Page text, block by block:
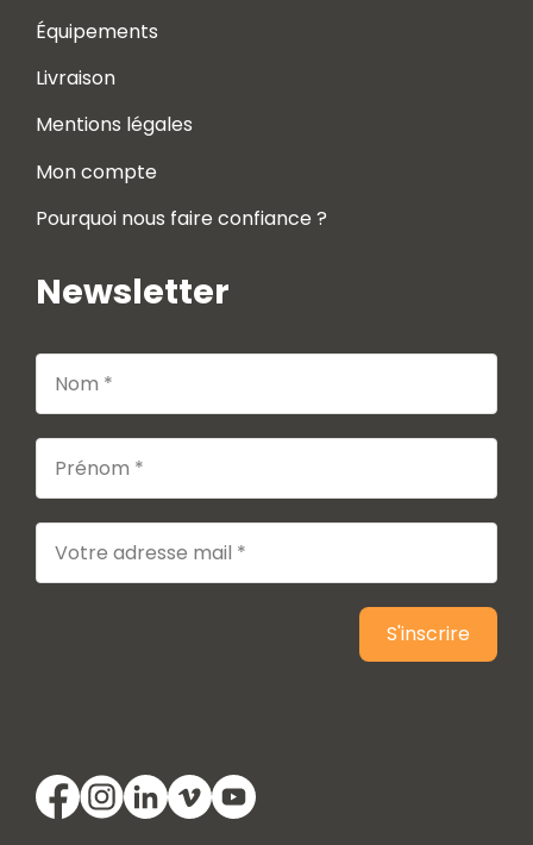
Équipements
Livraison
Mentions légales
Mon compte
Pourquoi nous faire confiance ?
Newsletter